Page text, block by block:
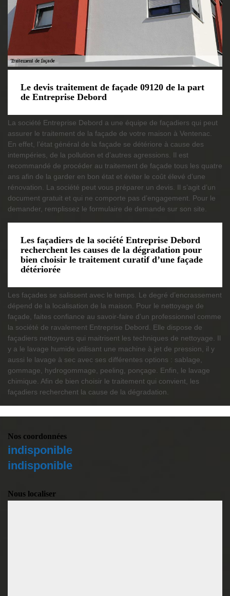
Le devis traitement de façade 09120 de la part
de Entreprise Debord
La société Entreprise Debord a une équipe de façadiers qui peut
assurer le traitement de la façade de votre maison à Ventenac.
En effet, l’état général de la façade se détériore à cause des
intempéries, de la pollution et d’autres agressions. Il est
recommandé de procéder au traitement de façade tous les quatre
ans afin de la garder en bon état et éviter le coût élevé d’une
rénovation. La société peut vous préparer un devis. Il s’agit d’un
document gratuit et qui ne comporte pas d’engagement. Pour le
demander, remplissez le formulaire de demande sur son site.
Les façadiers de la société Entreprise Debord
recherchent les causes de la dégradation pour
bien choisir le traitement curatif d’une façade
détériorée
Les façades se salissent avec le temps. Le degré d’encrassement
dépend de la localisation de la maison. Pour le nettoyage de
façade, faites confiance au savoir-faire d’un professionnel comme
la société de ravalement Entreprise Debord. Elle dispose de
façadiers nettoyeurs qui maitrisent les techniques de nettoyage. Il
y a le lavage humide utilisant une machine à jet de pression, il y
aussi le lavage à sec avec ses différentes options : sablage,
gommage, hydrogommage, peeling, ponçage. Enfin, le lavage
chimique. Afin de bien choisir le traitement qui convient, les
façadiers recherchent la cause de la dégradation.
Nos coordonnées
indisponible
indisponible
Nous localiser